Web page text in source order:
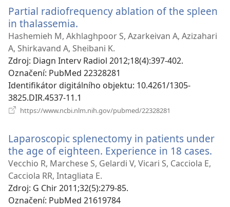
Partial radiofrequency ablation of the spleen
in thalassemia.
nové
okno)
Hashemieh M, Akhlaghpoor S, Azarkeivan A, Azizahari
A, Shirkavand A, Sheibani K.
Zdroj‎: Diagn Interv Radiol 2012;18(4):397-402.
Označení‎: PubMed 22328281
Identifikátor digitálního objektu‎: 10.4261/1305-
3825.DIR.4537-11.1
https://www.ncbi.nlm.nih.gov/pubmed/22328281
Laparoscopic splenectomy in patients under
the age of eighteen. Experience in 18 cases.
Vecchio R, Marchese S, Gelardi V, Vicari S, Cacciola E,
Cacciola RR, Intagliata E.
Zdroj‎: G Chir 2011;32(5):279-85.
Označení‎: PubMed 21619784